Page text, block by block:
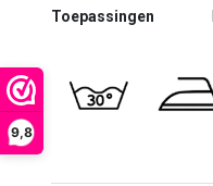
9,8
Toepassingen